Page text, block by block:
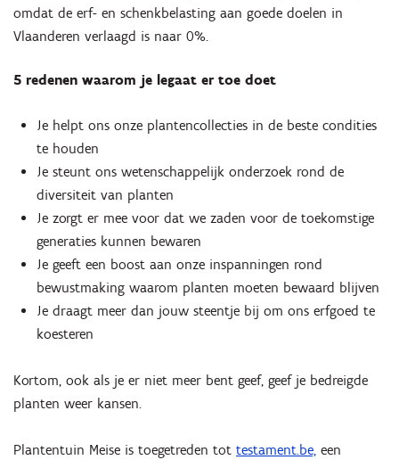
omdat de erf- en schenkbelasting aan goede doelen in
Vlaanderen verlaagd is naar 0%.
5 redenen waarom je legaat er toe doet
Je helpt ons onze plantencollecties in de beste condities
te houden
Je steunt ons wetenschappelijk onderzoek rond de
diversiteit van planten
Je zorgt er mee voor dat we zaden voor de toekomstige
generaties kunnen bewaren
Je geeft een boost aan onze inspanningen rond
bewustmaking waarom planten moeten bewaard blijven
Je draagt meer dan jouw steentje bij om ons erfgoed te
koesteren
Kortom, ook als je er niet meer bent geef, geef je bedreigde
planten weer kansen.
Plantentuin Meise is toegetreden tot testament.be, een